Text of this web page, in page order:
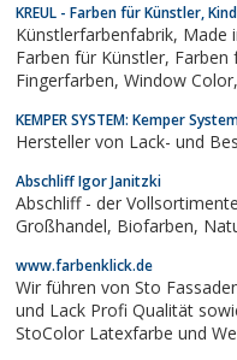
KREUL - Farben für Künstler,
Künstlerfarbenfabrik, Made in Germany, Farben für Kinder,
Farben für Künstler, Farben für Kreative, Acrylfarben,
Fingerfarben, Window Color, SOLO GOYA Feinste Künstler-
KEMPER SYSTEM: Kemper
Hersteller von Lack- und
Abschliff Igor Janitzki
Abschliff - der
www.farbenklick.de
Wir führen von Sto Fassadenfarbe, Wandfarbe,
und Lack Profi Qualität sowie Lotusan,
StoColor Latexfarbe und